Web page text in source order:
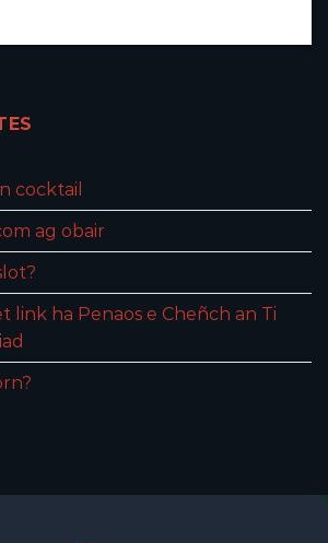
cocktail
ag obair
link ha Penaos e Cheñch an Ti